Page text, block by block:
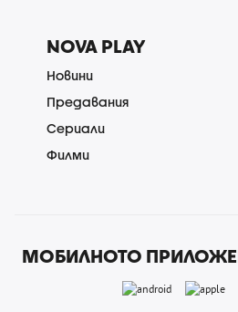
NOVA PLAY
Новини
Предавания
Сериали
Филми
МОБИЛНОТО